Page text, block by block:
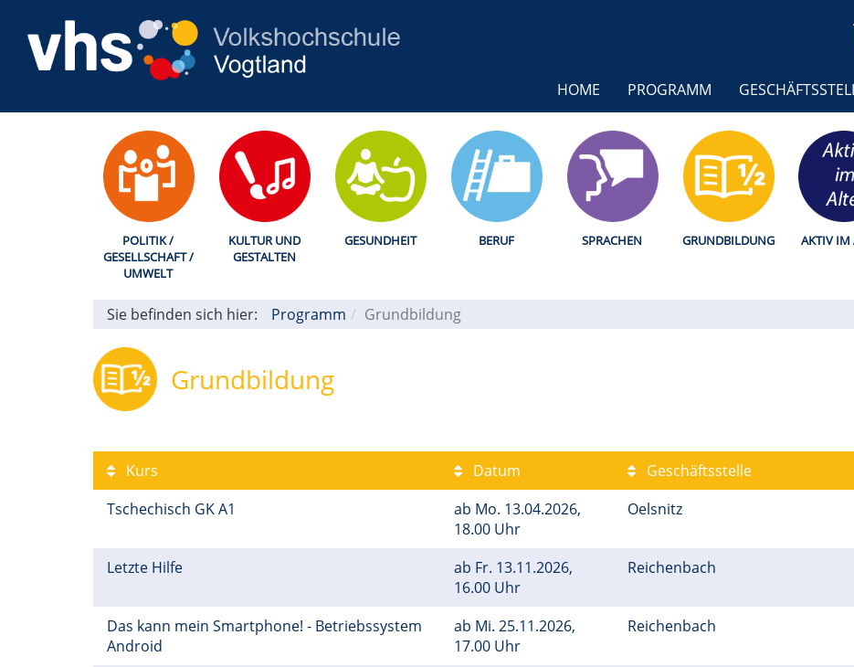
HOME PROGRAMM
POLITIK /
GESELLSCHAFT /
UMWELT
KULTUR UND
GESTALTEN
GESUNDHEIT BERUF SPRACHEN GRUNDBILDUNG AKTIV IM
Sie befinden sich hier: Programm Grundbildung
Grundbildung
Kurs Datum Geschäftsstelle
Tschechisch GK A1
ab Mo. 13.04.2026,
18.00 Uhr
Oelsnitz
Letzte Hilfe ab Fr. 13.11.2026,
16.00 Uhr
Reichenbach
Das kann mein Smartphone! - Betriebssystem
Android
ab Mi. 25.11.2026,
17.00 Uhr
Reichenbach